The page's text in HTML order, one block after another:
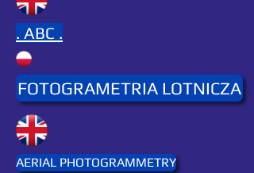
. ABC .
FOTOGRAMETRIA LOTNICZA
AERIAL PHOTOGRAMMETRY